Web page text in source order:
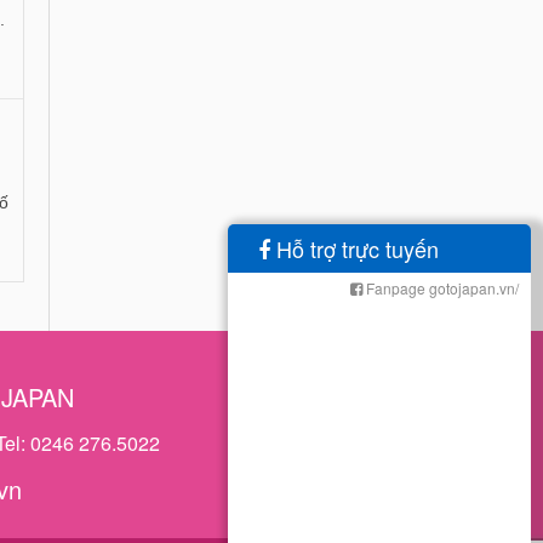
0246 276.5022
Hỗ trợ trực tuyến
Fanpage gotojapan.vn/